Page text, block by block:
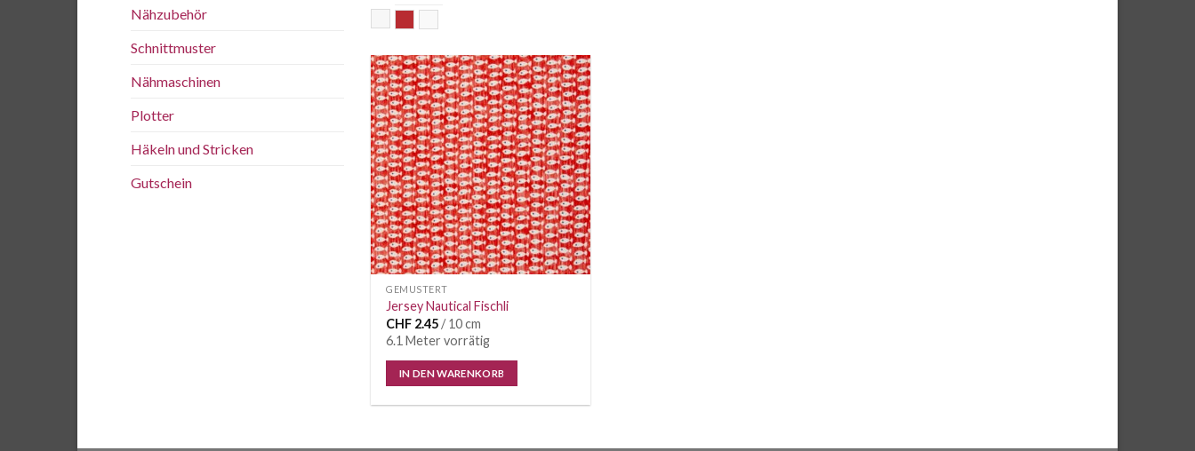
Nähzubehör
Schnittmuster
Nähmaschinen
Plotter
Häkeln und Stricken
Gutschein
Auf die
Wunschliste
GEMUSTERT
Jersey Nautical Fischli
CHF 2.45/ 10 cm
6.1 Meter vorrätig
IN DEN WARENKORB